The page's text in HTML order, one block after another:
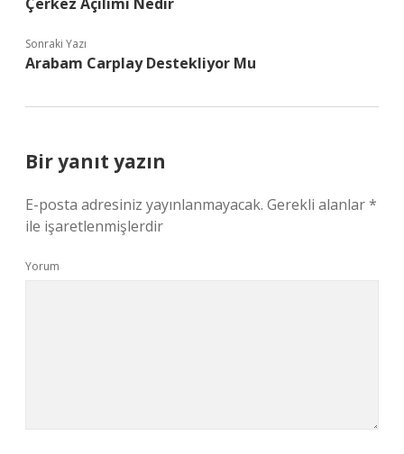
Sonraki Yazı
Arabam Carplay Destekliyor Mu
Bir yanıt yazın
E-posta adresiniz yayınlanmayacak. Gerekli alanlar*
ile işaretlenmişlerdir
Yorum